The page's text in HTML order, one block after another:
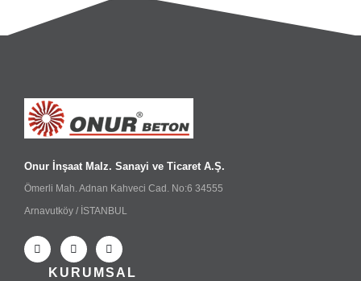
Onur İnşaat Malz. Sanayi ve Ticaret A.Ş.
Ömerli Mah. Adnan Kahveci Cad. No:6 34555
Arnavutköy / İSTANBUL
KURUMSAL